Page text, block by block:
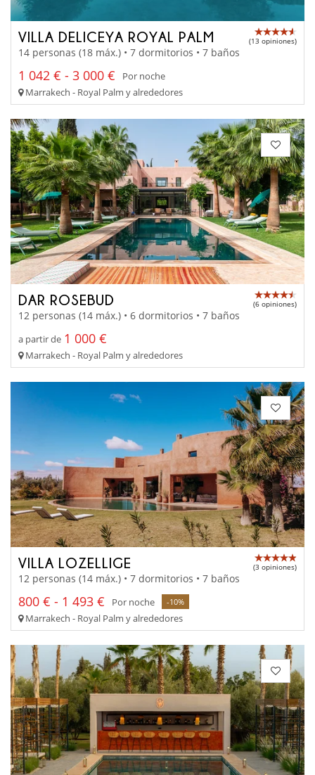
VILLA DELICEYA ROYAL PALM (13 opiniones)
14 personas (18 máx.) • 7 dormitorios • 7 baños
1 042 € - 3 000 €
Por noche
Marrakech - Royal Palm y alrededores
DAR ROSEBUD (6 opiniones)
12 personas (14 máx.) • 6 dormitorios • 7 baños
a partir de 1 000 €
Marrakech - Royal Palm y alrededores
VILLA LOZELLIGE (3 opiniones)
12 personas (14 máx.) • 7 dormitorios • 7 baños
800 € - 1 493 € Por noche -10%
Marrakech - Royal Palm y alrededores